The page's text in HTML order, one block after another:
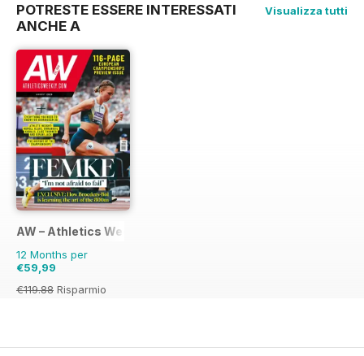
POTRESTE ESSERE INTERESSATI
ANCHE A
Visualizza tutti
AW – Athletics Weekly Magazine
12 Months per
€59,99
€119.88 Risparmio